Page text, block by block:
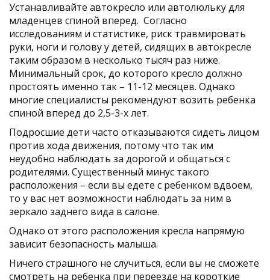
Устанавливайте автокресло или автолюльку для
младенцев спиной вперед. Согласно
исследованиям и статистике, риск травмировать
руки, ноги и голову у детей, сидящих в автокресле
таким образом в несколько тысяч раз ниже.
Минимальный срок, до которого кресло должно
простоять именно так – 11-12 месяцев. Однако
многие специалисты рекомендуют возить ребенка
спиной вперед до 2,5-3-х лет.
Подросшие дети часто отказываются сидеть лицом
против хода движения, потому что так им
неудобно наблюдать за дорогой и общаться с
родителями. Существенный минус такого
расположения – если вы едете с ребенком вдвоем,
то у вас нет возможности наблюдать за ним в
зеркало заднего вида в салоне.
Однако от этого расположения кресла напрямую
зависит безопасность малыша.
Ничего страшного не случиться, если вы не сможете
смотреть на ребенка при переезде на короткие